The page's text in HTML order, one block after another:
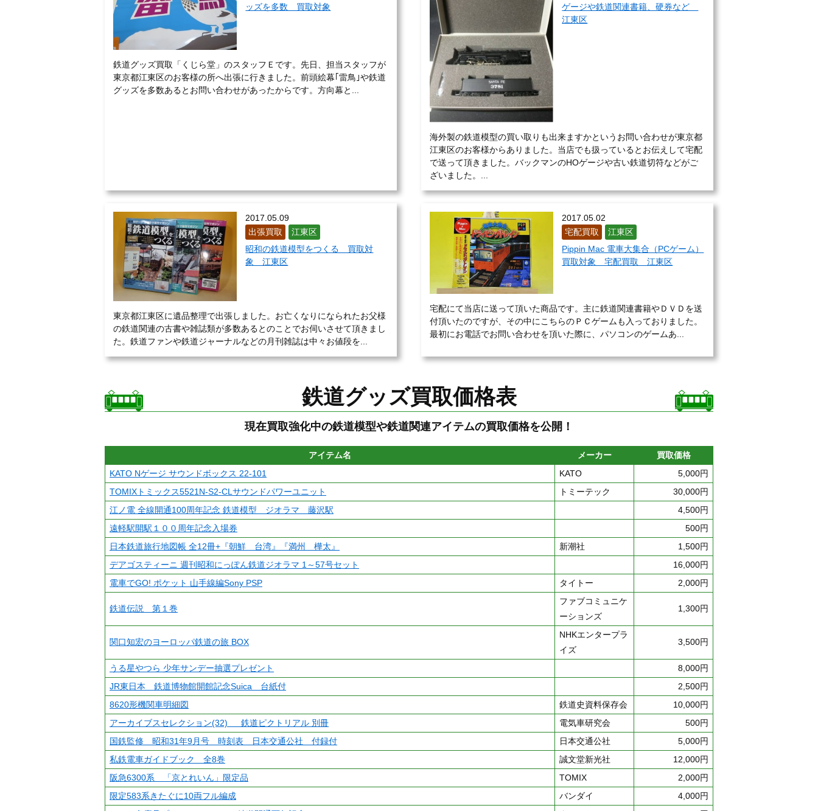
ッズを多数 買取対象
鉄道グッズ買取「くじら堂」のスタッフＥです。先日、担当スタッフが
東京都江東区のお客様の所へ出張に行きました。前頭絵幕｢雷鳥｣や鉄道
グッズを多数あるとお問い合わせがあったからです。方向幕と...
ゲージや鉄道関連書籍、硬券など
江東区
海外製の鉄道模型の買い取りも出来ますかというお問い合わせが東京都
江東区のお客様からありました。当店でも扱っているとお伝えして宅配
で送って頂きました。バックマンのHOゲージや古い鉄道切符などがご
ざいました。...
2017.05.09
出張買取
江東区
昭和の鉄道模型をつくる 買取対
象 江東区
東京都江東区に遺品整理で出張しました。お亡くなりになられたお父様
の鉄道関連の古書や雑誌類が多数あるとのことでお伺いさせて頂きまし
た。鉄道ファンや鉄道ジャーナルなどの月刊雑誌は中々お値段を...
2017.05.02
宅配買取
江東区
Pippin Mac 電車大集合（PCゲーム）
買取対象 宅配買取 江東区
宅配にて当店に送って頂いた商品です。主に鉄道関連書籍やＤＶＤを送
付頂いたのですが、その中にこちらのＰＣゲームも入っておりました。
最初にお電話でお問い合わせを頂いた際に、パソコンのゲームあ...
鉄道グッズ買取価格表
現在買取強化中の鉄道模型や鉄道関連アイテムの買取価格を公開！
アイテム名 メーカー
買取価格
KATO Nゲージ サウンドボックス 22-101
KATO
5,000円
TOMIXトミックス5521N-S2-CLサウンドパワーユニット
トミーテック
30,000円
江ノ電 全線開通100周年記念 鉄道模型 ジオラマ 藤沢駅
4,500円
遠軽駅開駅１００周年記念入場券
500円
日本鉄道旅行地図帳 全12冊+『朝鮮 台湾』『満州 樺太』
新潮社
1,500円
デアゴスティーニ 週刊昭和にっぽん鉄道ジオラマ 1～57号セット
16,000円
電車でGO! ポケット 山手線編Sony PSP
タイトー 2,000円
鉄道伝説 第１巻
ファブコミュニケ
ーションズ
1,300円
関口知宏のヨーロッパ鉄道の旅 BOX
NHKエンタープラ
イズ
3,500円
うる星やつら 少年サンデー抽選プレゼント
8,000円
JR東日本 鉄道博物館開館記念Suica 台紙付
2,500円
8620形機関車明細図
鉄道史資料保存会
10,000円
アーカイブスセレクション(32) 鉄道ピクトリアル 別冊
電気車研究会
500円
国鉄監修 昭和31年9月号 時刻表 日本交通公社 付録付
日本交通公社
5,000円
私鉄電車ガイドブック 全8巻
誠文堂新光社
12,000円
阪急6300系 「京とれいん」限定品
TOMIX
2,000円
限定583系きたぐに10両フル編成
バンダイ
4,000円